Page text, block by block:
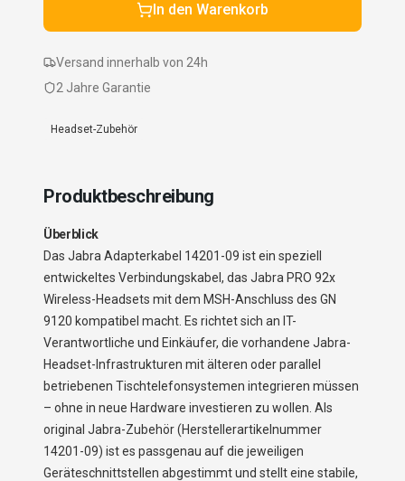
In den Warenkorb
Versand innerhalb von 24h
2 Jahre Garantie
Headset-Zubehör
Produktbeschreibung
Überblick
Das Jabra Adapterkabel 14201-09 ist ein speziell
entwickeltes Verbindungskabel, das Jabra PRO 92x
Wireless-Headsets mit dem MSH-Anschluss des GN
9120 kompatibel macht. Es richtet sich an IT-
Verantwortliche und Einkäufer, die vorhandene Jabra-
Headset-Infrastrukturen mit älteren oder parallel
betriebenen Tischtelefonsystemen integrieren müssen
– ohne in neue Hardware investieren zu wollen. Als
original Jabra-Zubehör (Herstellerartikelnummer
14201-09) ist es passgenau auf die jeweiligen
Geräteschnittstellen abgestimmt und stellt eine stabile,